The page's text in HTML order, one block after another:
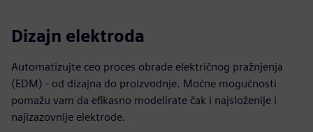
Dizajn elektroda
Automatizujte ceo proces obrade električnog pražnjenja
(EDM) - od dizajna do proizvodnje. Moćne mogućnosti
pomažu vam da efikasno modelirate čak i najsloženije i
najizazovnije elektrode.